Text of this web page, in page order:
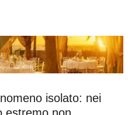
isolato: nei